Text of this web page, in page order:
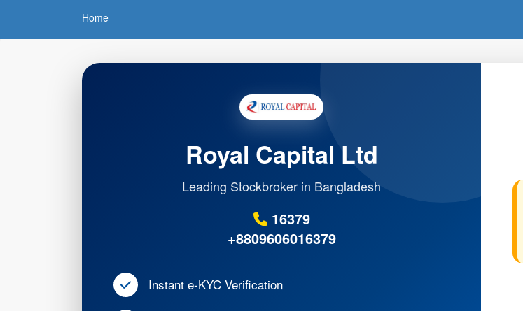
Home
Royal Capital Ltd
Leading Stockbroker in Bangladesh
16379
+8809606016379
Instant e-KYC Verification